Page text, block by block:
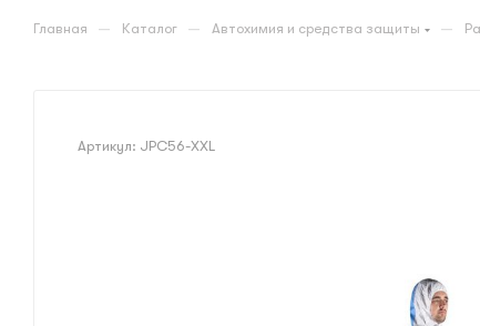
Главная — Каталог — Автохимия и средства защиты —
Артикул: JPC56-XXL